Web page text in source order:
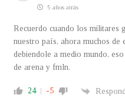
5 años atrás
Recuerdo cuando los militares
nuestro país, ahora muchos de
debiendole a medio mundo,
de arena y fmln.
24 -5